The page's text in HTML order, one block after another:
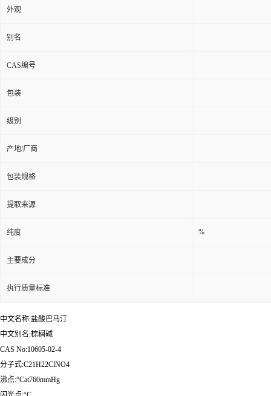
外观
别名
CAS编号
包装
级别
产地/厂商
包装规格
提取来源
纯度 %
主要成分
执行质量标准
中文名称:盐酸巴马汀
中文别名:棕榈碱
CAS No:10605-02-4
分子式:C21H22ClNO4
沸点:°Cat760mmHg